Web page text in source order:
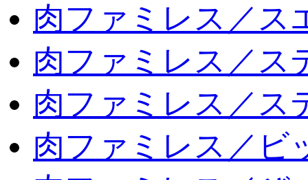
肉ファミレス／ス
肉ファミレス／ス
肉ファミレス／ス
肉ファミレス／ビ